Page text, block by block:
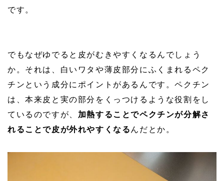
です。
でもなぜゆでると皮がむきやすくなるんでしょう
か。それは、白いワタや薄皮部分にふくまれるペク
チンという成分にポイントがあるんです。ペクチン
は、本来皮と実の部分をくっつけるような役割をし
ているのですが、 加熱することでペクチンが分解さ
れることで皮が外れやすくなる んだとか。